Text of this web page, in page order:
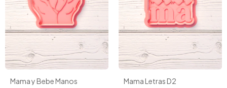
Mama y Bebe Manos Mama Letras D2